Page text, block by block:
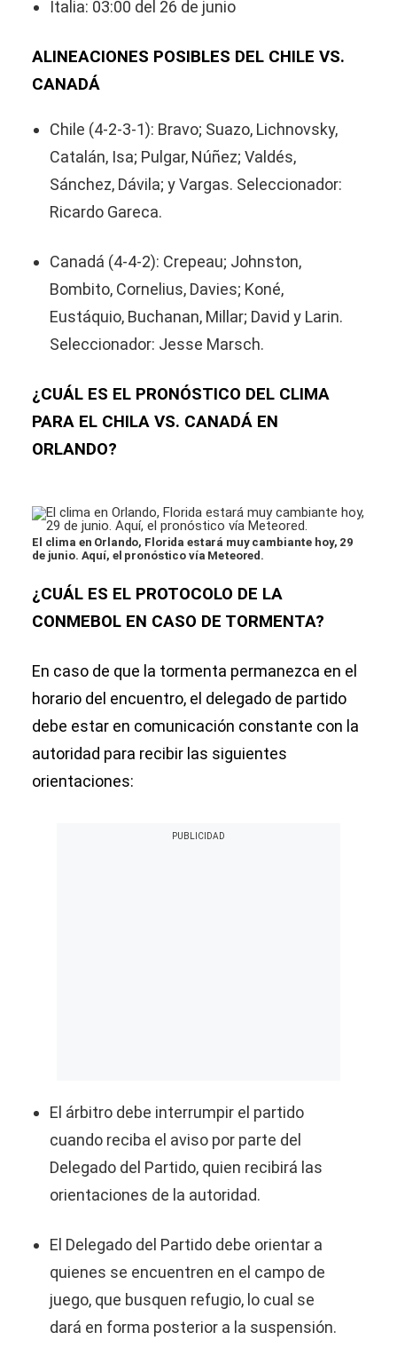
Italia: 03:00 del 26 de junio
ALINEACIONES POSIBLES DEL CHILE VS.
CANADÁ
Chile (4-2-3-1): Bravo; Suazo, Lichnovsky,
Catalán, Isa; Pulgar, Núñez; Valdés,
Sánchez, Dávila; y Vargas. Seleccionador:
Ricardo Gareca.
Canadá (4-4-2): Crepeau; Johnston,
Bombito, Cornelius, Davies; Koné,
Eustáquio, Buchanan, Millar; David y Larin.
Seleccionador: Jesse Marsch.
¿CUÁL ES EL PRONÓSTICO DEL CLIMA
PARA EL CHILA VS. CANADÁ EN
ORLANDO?
El clima en Orlando, Florida estará muy cambiante hoy, 29
de junio. Aquí, el pronóstico vía Meteored.
¿CUÁL ES EL PROTOCOLO DE LA
CONMEBOL EN CASO DE TORMENTA?
En caso de que la tormenta permanezca en el
horario del encuentro, el delegado de partido
debe estar en comunicación constante con la
autoridad para recibir las siguientes
orientaciones:
El árbitro debe interrumpir el partido
cuando reciba el aviso por parte del
Delegado del Partido, quien recibirá las
orientaciones de la autoridad.
El Delegado del Partido debe orientar a
quienes se encuentren en el campo de
juego, que busquen refugio, lo cual se
dará en forma posterior a la suspensión.